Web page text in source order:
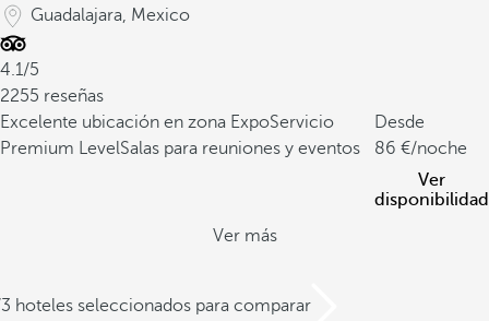
Guadalajara, Mexico
4.1/5
2255 reseñas
Excelente ubicación en zona ExpoServicio
Premium LevelSalas para reuniones y eventos
Desde
86
/noche
Ver
disponibilidad
Ver más
hoteles seleccionados para comparar